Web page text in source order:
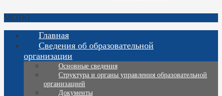
МЕНЮ
Главная
Сведения об образовательной
организации
Основные сведения
Структура и органы управления образовательной
организацией
Документы